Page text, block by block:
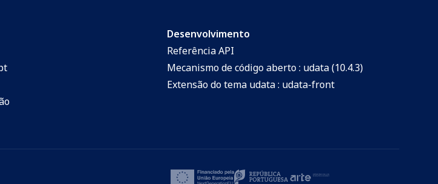
Desenvolvimento
Referência API
Mecanismo de código aberto : udata (10.4.3)
Extensão do tema udata : udata-front